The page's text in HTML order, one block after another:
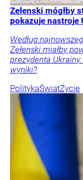
Zełenski mógłby
pokazuje nastroje
Według
Zełenski miałby
prezydenta
wyniki?
PolitykaŚwiatŻycie